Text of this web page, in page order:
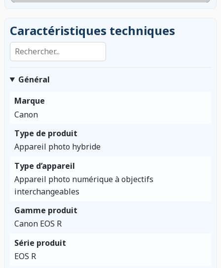
Caractéristiques techniques
Rechercher dans les caractéristiques
Général
Marque
Canon
Type de produit
Appareil photo hybride
Type d’appareil
Appareil photo numérique à objectifs
interchangeables
Gamme produit
Canon EOS R
Série produit
EOS R